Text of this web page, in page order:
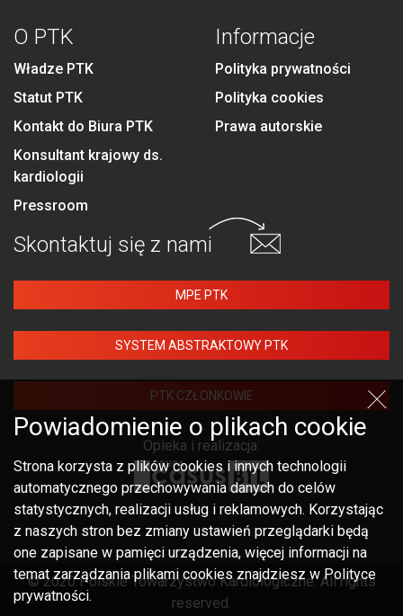
O PTK
Władze PTK
Statut PTK
Kontakt do Biura PTK
Konsultant krajowy ds.
kardiologii
Pressroom
Informacje
Polityka prywatności
Polityka cookies
Prawa autorskie
Skontaktuj się z nami
MPE PTK
SYSTEM ABSTRAKTOWY PTK
PTK CZŁONKOWIE
Opieka i realizacja:
© 2020 Polskie Towarzystwo Kardiologiczne. All rights
reserved.
Powiadomienie o plikach cookie
Strona korzysta z plików cookies i innych technologii
automatycznego przechowywania danych do celów
statystycznych, realizacji usług i reklamowych. Korzystając
z naszych stron bez zmiany ustawień przeglądarki będą
one zapisane w pamięci urządzenia, więcej informacji na
temat zarządzania plikami cookies znajdziesz w Polityce
prywatności.